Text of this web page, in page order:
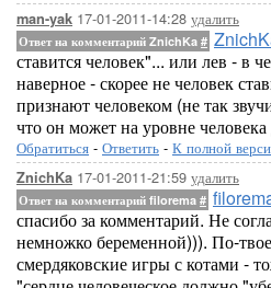
man-yak 17-01-2011-14:28 удалить
Ответ на комментарий ZnichKa #
ставится человек"... или лев - в
наверное - скорее не человек
признают человеком (не так
что он может на уровне человека
Обратиться - Ответить - К полной
ZnichKa 17-01-2011-21:59 удалить
Ответ на комментарий filorema #
спасибо за комментарий. Не
немножко беременной))). По-
смердяковские игры с котами -